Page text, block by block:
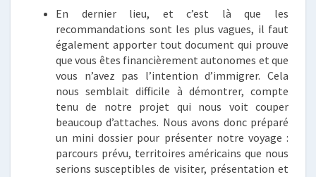
En dernier lieu, et c’est là que les
recommandations sont les plus vagues, il faut
également apporter tout document qui prouve
que vous êtes financièrement autonomes et que
vous n’avez pas l’intention d’immigrer. Cela
nous semblait difficile à démontrer, compte
tenu de notre projet qui nous voit couper
beaucoup d’attaches. Nous avons donc préparé
un mini dossier pour présenter notre voyage :
parcours prévu, territoires américains que nous
serions susceptibles de visiter, présentation et